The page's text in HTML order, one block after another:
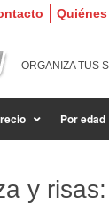
ORGANIZA TUS
Por edad
y